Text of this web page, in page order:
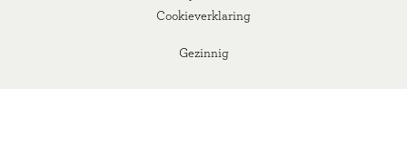
Gezinnig
Cookieverklaring